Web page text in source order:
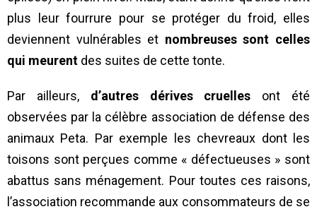
plus leur fourrure pour se protéger du froid, elles
deviennent vulnérables et nombreuses sont celles
qui meurent des suites de cette tonte.
Par ailleurs, d’autres dérives cruelles ont été
observées par la célèbre association de défense des
animaux Peta. Par exemple les chevreaux dont les
toisons sont perçues comme « défectueuses » sont
abattus sans ménagement. Pour toutes ces raisons,
l’association recommande aux consommateurs de se